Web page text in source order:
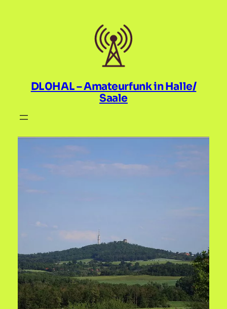
DL0HAL – Amateurfunk in Halle/
Saale